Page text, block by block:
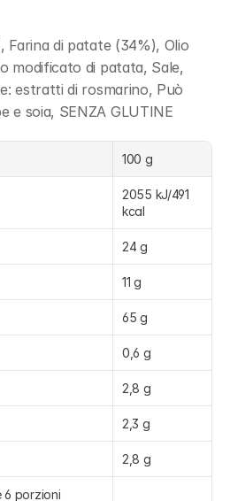
Farina di patate (34%), Olio
modificato di patata, Sale,
estratti di rosmarino, Può
e soia, SENZA GLUTINE
100 g
2055 kJ/491
kcal
24 g
11 g
65 g
0,6 g
2,8 g
2,3 g
2,8 g
6 porzioni